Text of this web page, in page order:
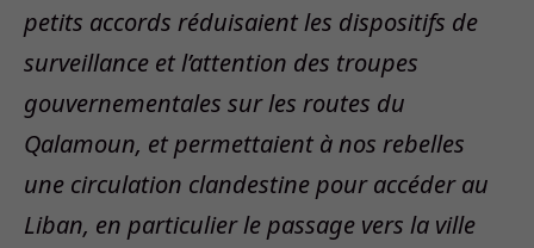
petits accords réduisaient les dispositifs de
surveillance et l’attention des troupes
gouvernementales sur les routes du
Qalamoun, et permettaient à nos rebelles
une circulation clandestine pour accéder au
Liban, en particulier le passage vers la ville